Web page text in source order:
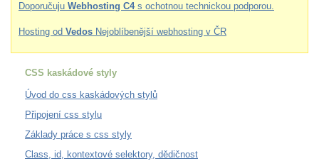
Doporučuju Webhosting C4s ochotnou technickou podporou.
Hosting od Vedos Nejoblíbenější webhosting v ČR
CSS kaskádové styly
Úvod do css kaskádových stylů
Připojení css stylu
Základy práce s css styly
Class, id, kontextové selektory, dědičnost